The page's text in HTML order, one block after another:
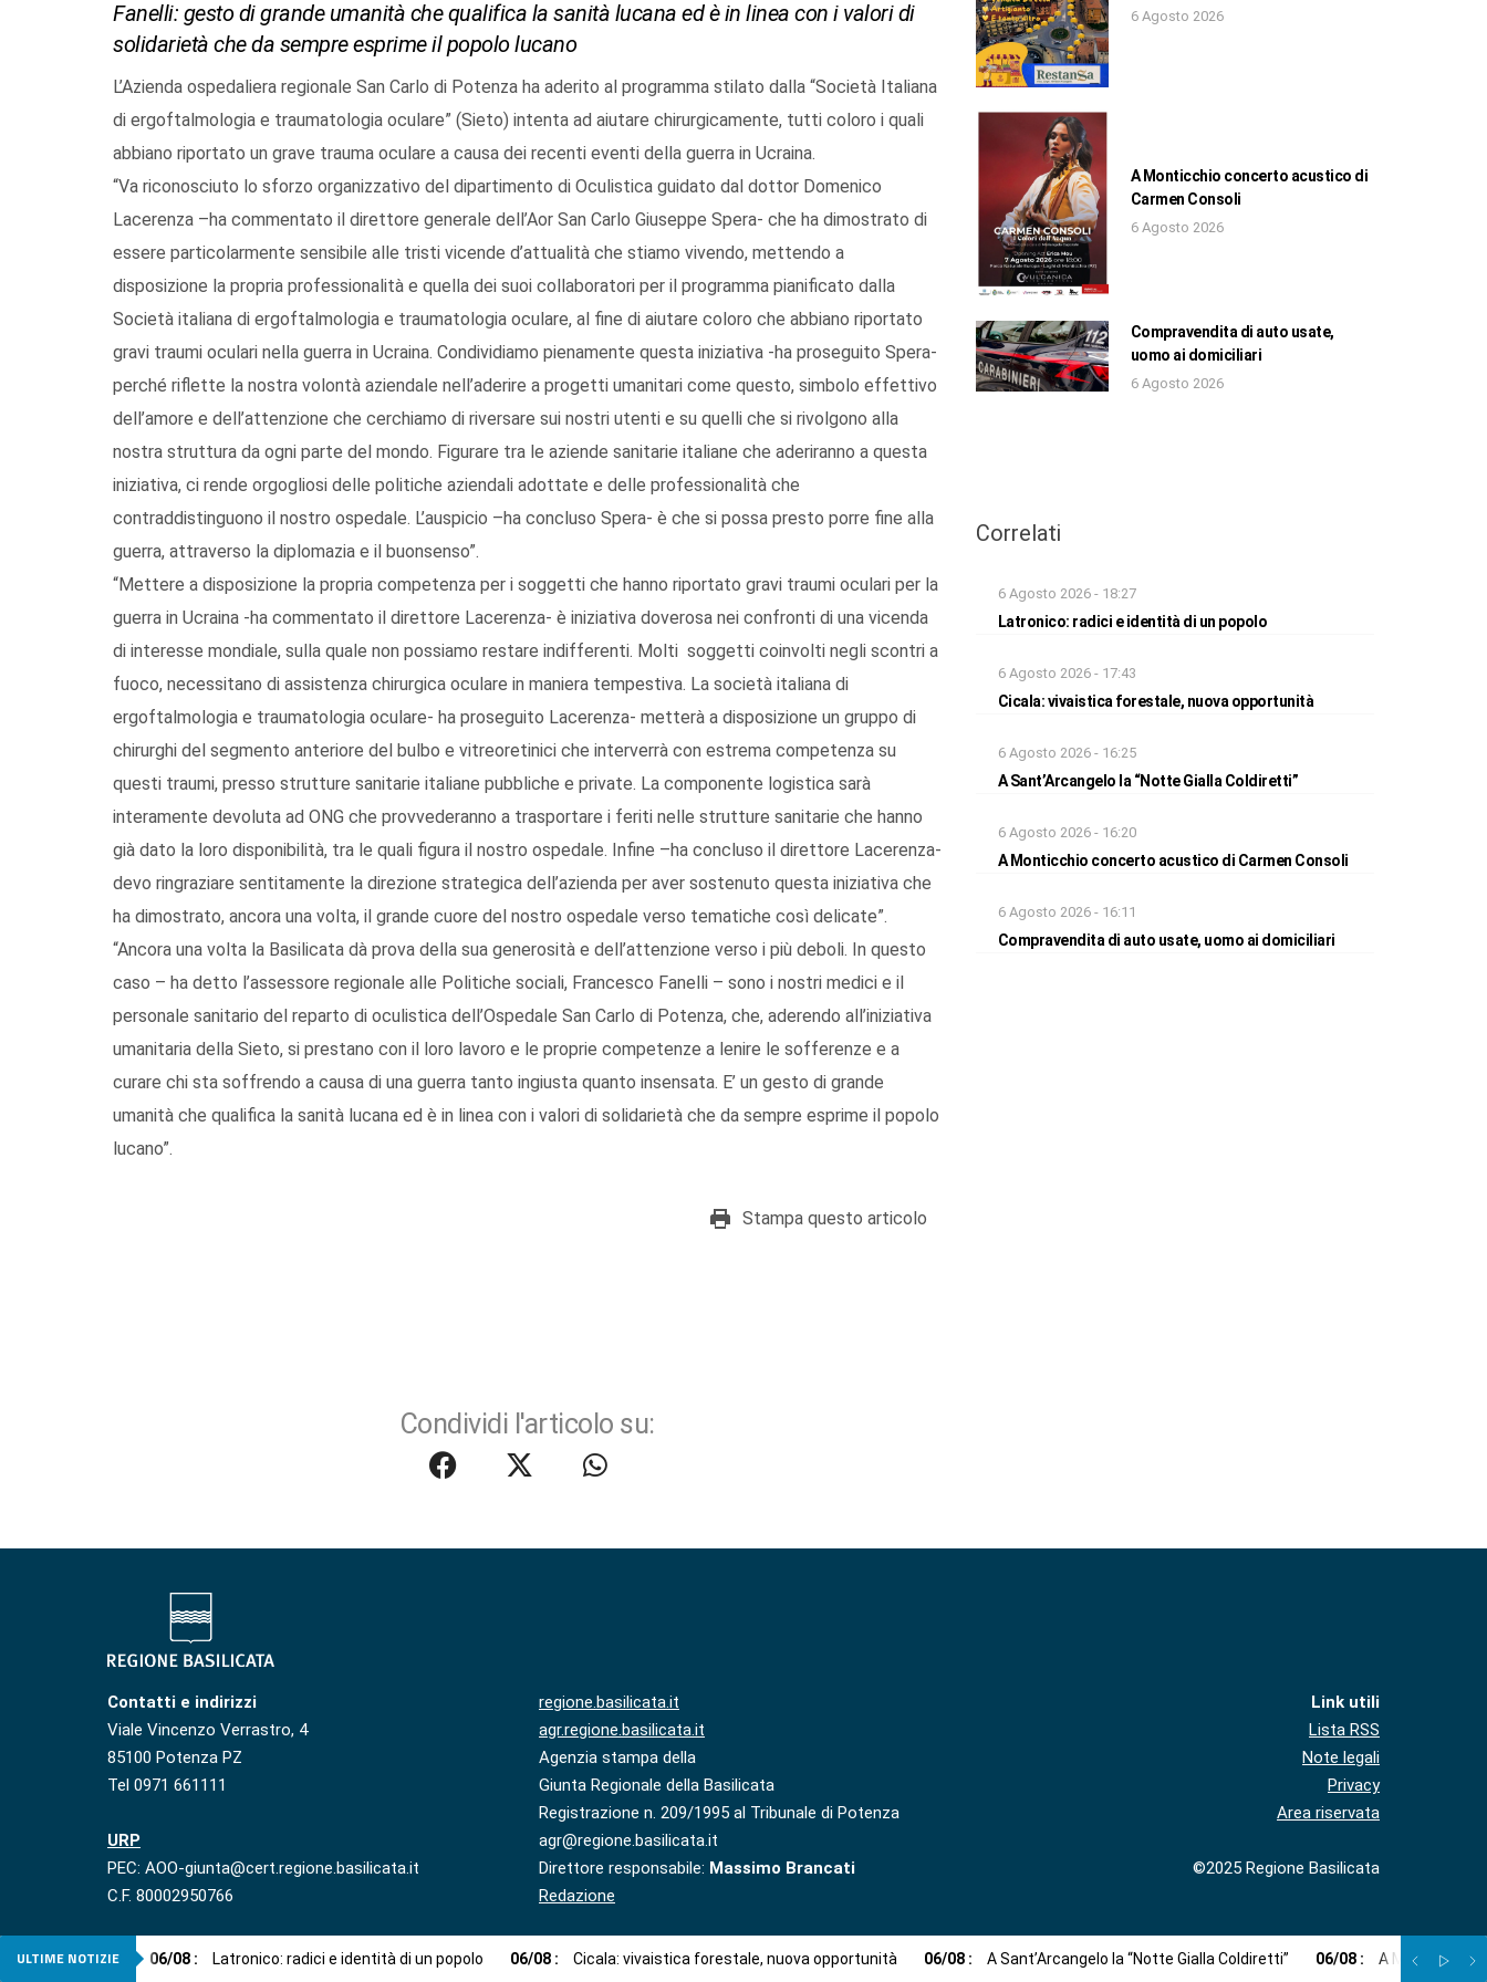
Fanelli: gesto di grande umanità che qualifica la sanità lucana ed è in linea con i valori di
solidarietà che da sempre esprime il popolo lucano
L’Azienda ospedaliera regionale San Carlo di Potenza ha aderito al programma stilato dalla “Società Italiana
di ergoftalmologia e traumatologia oculare” (Sieto) intenta ad aiutare chirurgicamente, tutti coloro i quali
abbiano riportato un grave trauma oculare a causa dei recenti eventi della guerra in Ucraina.
“Va riconosciuto lo sforzo organizzativo del dipartimento di Oculistica guidato dal dottor Domenico
Lacerenza –ha commentato il direttore generale dell’Aor San Carlo Giuseppe Spera- che ha dimostrato di
essere particolarmente sensibile alle tristi vicende d’attualità che stiamo vivendo, mettendo a
disposizione la propria professionalità e quella dei suoi collaboratori per il programma pianificato dalla
Società italiana di ergoftalmologia e traumatologia oculare, al fine di aiutare coloro che abbiano riportato
gravi traumi oculari nella guerra in Ucraina. Condividiamo pienamente questa iniziativa -ha proseguito Spera-
perché riflette la nostra volontà aziendale nell’aderire a progetti umanitari come questo, simbolo effettivo
dell’amore e dell’attenzione che cerchiamo di riversare sui nostri utenti e su quelli che si rivolgono alla
nostra struttura da ogni parte del mondo. Figurare tra le aziende sanitarie italiane che aderiranno a questa
iniziativa, ci rende orgogliosi delle politiche aziendali adottate e delle professionalità che
contraddistinguono il nostro ospedale. L’auspicio –ha concluso Spera- è che si possa presto porre fine alla
guerra, attraverso la diplomazia e il buonsenso”.
“Mettere a disposizione la propria competenza per i soggetti che hanno riportato gravi traumi oculari per la
guerra in Ucraina -ha commentato il direttore Lacerenza- è iniziativa doverosa nei confronti di una vicenda
di interesse mondiale, sulla quale non possiamo restare indifferenti. Molti soggetti coinvolti negli scontri a
fuoco, necessitano di assistenza chirurgica oculare in maniera tempestiva. La società italiana di
ergoftalmologia e traumatologia oculare- ha proseguito Lacerenza- metterà a disposizione un gruppo di
chirurghi del segmento anteriore del bulbo e vitreoretinici che interverrà con estrema competenza su
questi traumi, presso strutture sanitarie italiane pubbliche e private. La componente logistica sarà
interamente devoluta ad ONG che provvederanno a trasportare i feriti nelle strutture sanitarie che hanno
già dato la loro disponibilità, tra le quali figura il nostro ospedale. Infine –ha concluso il direttore Lacerenza-
devo ringraziare sentitamente la direzione strategica dell’azienda per aver sostenuto questa iniziativa che
ha dimostrato, ancora una volta, il grande cuore del nostro ospedale verso tematiche così delicate”.
“Ancora una volta la Basilicata dà prova della sua generosità e dell’attenzione verso i più deboli. In questo
caso – ha detto l’assessore regionale alle Politiche sociali, Francesco Fanelli – sono i nostri medici e il
personale sanitario del reparto di oculistica dell’Ospedale San Carlo di Potenza, che, aderendo all’iniziativa
umanitaria della Sieto, si prestano con il loro lavoro e le proprie competenze a lenire le sofferenze e a
curare chi sta soffrendo a causa di una guerra tanto ingiusta quanto insensata. E’ un gesto di grande
umanità che qualifica la sanità lucana ed è in linea con i valori di solidarietà che da sempre esprime il popolo
lucano”.
Stampa questo articolo
Condividi l'articolo su:
6 Agosto 2026
A Monticchio concerto acustico di
Carmen Consoli
6 Agosto 2026
Compravendita di auto usate,
uomo ai domiciliari
6 Agosto 2026
Correlati
6 Agosto 2026 - 18:27
Latronico: radici e identità di un popolo
6 Agosto 2026 - 17:43
Cicala: vivaistica forestale, nuova opportunità
6 Agosto 2026 - 16:25
A Sant’Arcangelo la “Notte Gialla Coldiretti”
6 Agosto 2026 - 16:20
A Monticchio concerto acustico di Carmen Consoli
6 Agosto 2026 - 16:11
Compravendita di auto usate, uomo ai domiciliari
Contatti e indirizzi
Viale Vincenzo Verrastro, 4
85100 Potenza PZ
Tel 0971 661111
URP
PEC: AOO-giunta@cert.regione.basilicata.it
C.F. 80002950766
regione.basilicata.it
agr.regione.basilicata.it
Agenzia stampa della
Giunta Regionale della Basilicata
Registrazione n. 209/1995 al Tribunale di Potenza
agr@regione.basilicata.it
Direttore responsabile: Massimo Brancati
Redazione
Link utili
Lista RSS
Note legali
Privacy
Area riservata
©2025 Regione Basilicata
ULTIME NOTIZIE 06/08 : Latronico: radici e identità di un popolo 06/08 : Cicala: vivaistica forestale, nuova opportunità 06/08 : A Sant’Arcangelo la “Notte Gialla Coldiretti” 06/08 : A Monticchio